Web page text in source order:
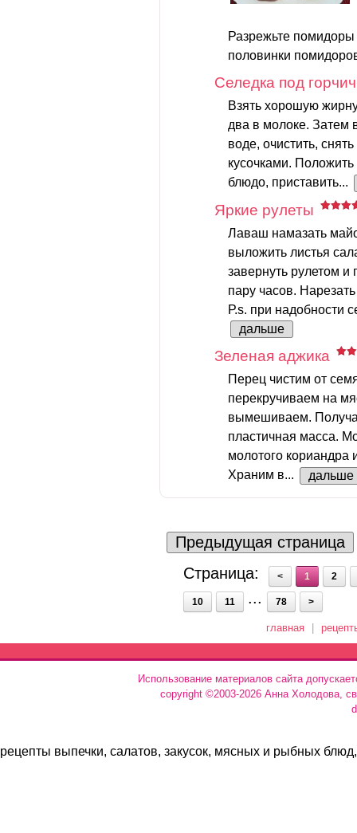
Разрежьте
половинки
Селедка под
Взять хорошую
два в молоке. Затем
воде, очистить,
кусочками.
блюдо, приставить...
Яркие рулеты
Лаваш намазать
выложить листья
завернуть рулетом и
пару часов.
Р.s. при надобности
дальше
Зеленая аджика
Перец чистим от
перекручиваем на
вымешиваем.
пластичная масса.
молотого кориандра
Храним в...
дальше
Предыдущая страница
Страница:
< 1 2
10 11 ... 78 >
главная
Использование материалов сайта
copyright ©2003-2026 Анна Холодова,
рецепты выпечки, салатов, закусок, мясных и рыбных